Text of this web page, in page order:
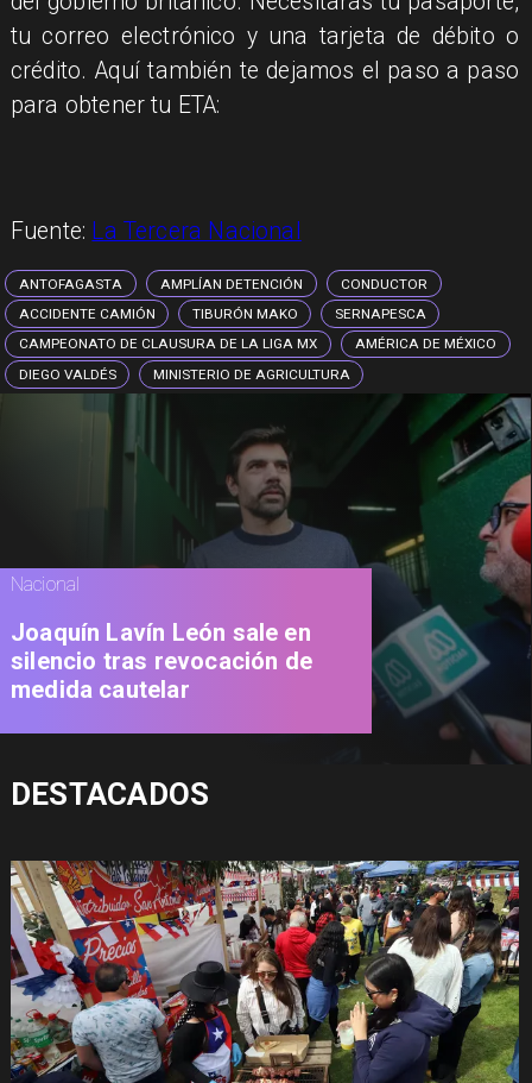
tu correo electrónico y una tarjeta de débito o
crédito. Aquí también te dejamos el paso a paso
para obtener tu ETA:
Fuente: La Tercera Nacional
ANTOFAGASTA AMPLÍAN DETENCIÓN
CONDUCTOR
ACCIDENTE CAMIÓN
TIBURÓN MAKO
SERNAPESCA
CAMPEONATO DE CLAUSURA DE LA LIGA MX
AMÉRICA DE MÉXICO
DIEGO VALDÉS
MINISTERIO DE AGRICULTURA
Nacional
Joaquín Lavín León sale en
silencio tras revocación de
medida cautelar
DESTACADOS